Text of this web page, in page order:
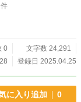
0
文字数 24,291
登録日 2025.04.25
に入り追加 0